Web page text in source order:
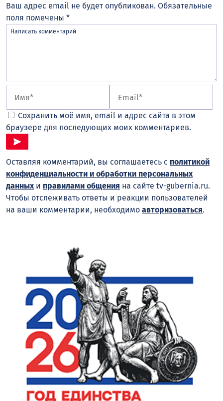
Ваш адрес email не будет опубликован. Обязательные
поля помечены *
Сохранить моё имя, email и адрес сайта в этом
браузере для последующих моих комментариев.
Оставляя комментарий, вы соглашаетесь с политикой
конфиденциальности и обработки персональных
данныхи правилами общения на сайте tv-gubernia.ru.
Чтобы отслеживать ответы и реакции пользователей
на ваши комментарии, необходимо авторизоваться.